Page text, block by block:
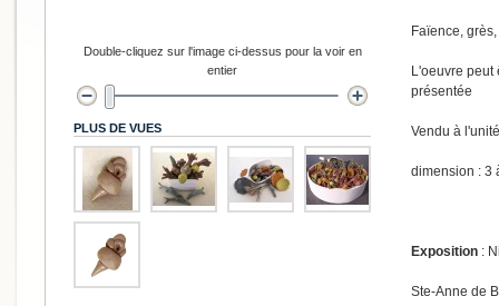
Faïence,
L'oeuvre peut
présentée
Vendu à l'unité
dimension : 3
Exposition :
Ste-Anne de
Double-cliquez sur l'image ci-dessus pour la voir en
entier
PLUS DE VUES